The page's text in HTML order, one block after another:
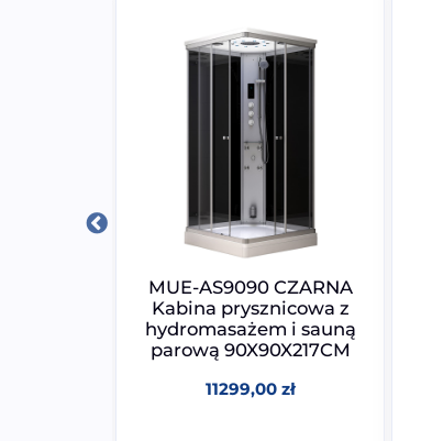
MUE-AS9090 CZARNA
Kabina prysznicowa z
hydromasażem i sauną
parową 90X90X217CM
11299,00 zł